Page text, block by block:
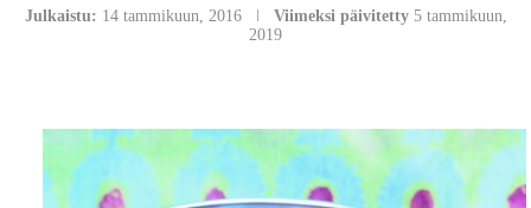
Julkaistu: 14 tammikuun, 2016 Viimeksi päivitetty 5 tammikuun,
2019